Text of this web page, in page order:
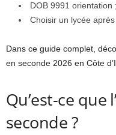
DOB 9991 orientation ;
Choisir un lycée après
Dans ce guide complet,
en seconde 2026 en Côte
Qu’est-ce que
seconde ?